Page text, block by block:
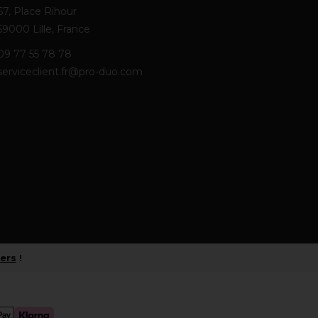
Place Rihour
Lille, France
77 55 78 78
duo.com
!